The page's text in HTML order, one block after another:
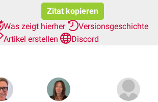
Zitat kopieren
Was zeigt hierher
Versionsgeschichte
Artikel erstellen
Discord